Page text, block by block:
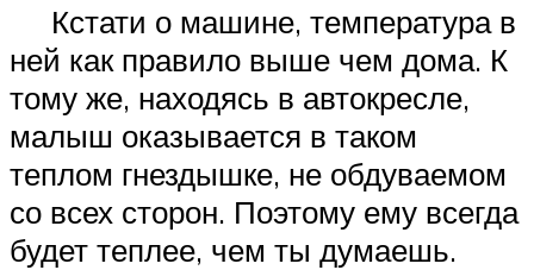
Кстати о машине, температура в
ней как правило выше чем дома. К
тому же, находясь в автокресле,
малыш оказывается в таком
теплом гнездышке, не обдуваемом
со всех сторон. Поэтому ему всегда
будет теплее, чем ты думаешь.